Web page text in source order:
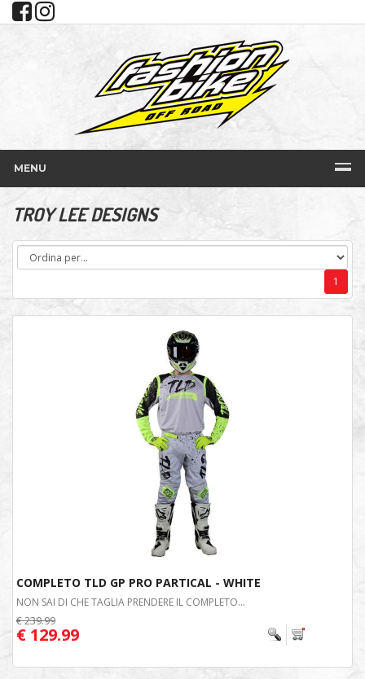
MENU
TROY LEE DESIGNS
1
COMPLETO TLD GP PRO PARTICAL - WHITE
NON SAI DI CHE TAGLIA PRENDERE IL COMPLETO...
€ 239.99
€ 129.99